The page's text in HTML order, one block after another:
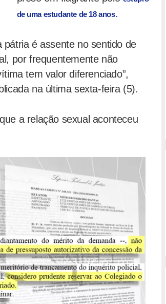
de uma estudante de 18 anos.
pátria é assente no sentido de
por frequentemente não
tem valor diferenciado”,
na última sexta-feira (5).
a relação sexual aconteceu